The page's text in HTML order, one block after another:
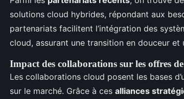
solutions cloud hybrides, répondant aux
partenariats facilitent l’intégration des
cloud, assurant une transition en douceur
Impact des collaborations sur les offres de
Les collaborations cloud posent les bases
sur le marché. Grâce à ces alliances